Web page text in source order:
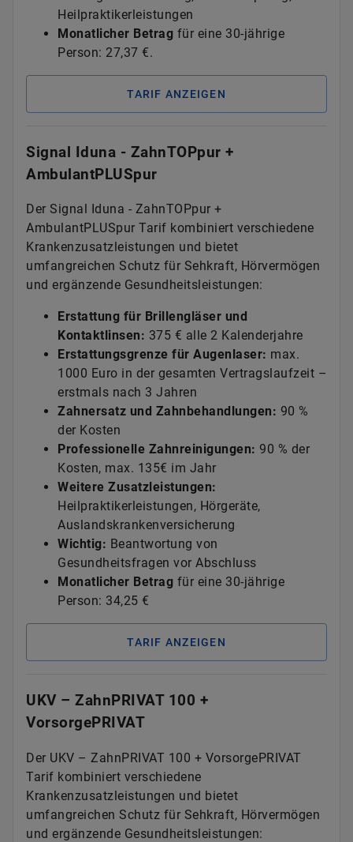
Heilpraktikerleistungen
Monatlicher Betrag für eine 30-jährige
Person: 27,37 €.
TARIF ANZEIGEN
Signal Iduna - ZahnTOPpur +
AmbulantPLUSpur
Der Signal Iduna - ZahnTOPpur +
AmbulantPLUSpur Tarif kombiniert verschiedene
Krankenzusatzleistungen und bietet
umfangreichen Schutz für Sehkraft, Hörvermögen
und ergänzende Gesundheitsleistungen:
Erstattung für Brillengläser und
Kontaktlinsen: 375 € alle 2 Kalenderjahre
Erstattungsgrenze für Augenlaser: max.
1000 Euro in der gesamten Vertragslaufzeit –
erstmals nach 3 Jahren
Zahnersatz und Zahnbehandlungen: 90 %
der Kosten
Professionelle Zahnreinigungen: 90 % der
Kosten, max. 135€ im Jahr
Weitere Zusatzleistungen:
Heilpraktikerleistungen, Hörgeräte,
Auslandskrankenversicherung
Wichtig: Beantwortung von
Gesundheitsfragen vor Abschluss
Monatlicher Betrag für eine 30-jährige
Person: 34,25 €
TARIF ANZEIGEN
UKV – ZahnPRIVAT 100 +
VorsorgePRIVAT
Der UKV – ZahnPRIVAT 100 + VorsorgePRIVAT
Tarif kombiniert verschiedene
Krankenzusatzleistungen und bietet
umfangreichen Schutz für Sehkraft, Hörvermögen
und ergänzende Gesundheitsleistungen: